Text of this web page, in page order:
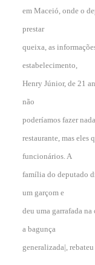
em Maceió, onde o
prestar
queixa, as
estabelecimento,
Henry Júnior, de 21
não
poderíamos fazer
restaurante, mas eles
funcionários. A
família do deputado
um garçom e
deu uma garrafada
a bagunça
generalizada|,